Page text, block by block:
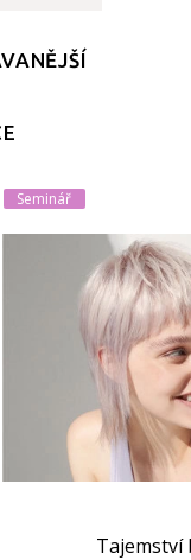
Seminář
Tajemství